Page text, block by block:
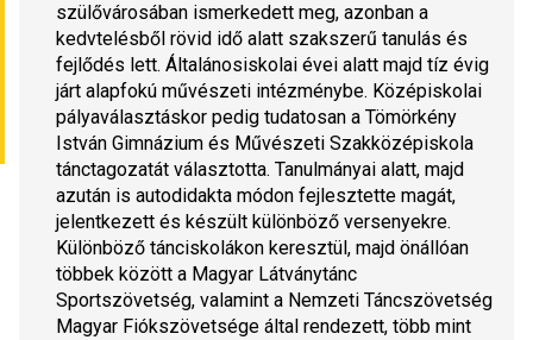
szülővárosában ismerkedett meg, azonban a
kedvtelésből rövid idő alatt szakszerű tanulás és
fejlődés lett. Általánosiskolai évei alatt majd tíz évig
járt alapfokú művészeti intézménybe. Középiskolai
pályaválasztáskor pedig tudatosan a Tömörkény
István Gimnázium és Művészeti Szakközépiskola
tánctagozatát választotta. Tanulmányai alatt, majd
azután is autodidakta módon fejlesztette magát,
jelentkezett és készült különböző versenyekre.
Különböző tánciskolákon keresztül, majd önállóan
többek között a Magyar Látványtánc
Sportszövetség, valamint a Nemzeti Táncszövetség
Magyar Fiókszövetsége által rendezett, több mint